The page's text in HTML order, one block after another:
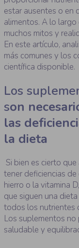
estar ausentes o en
alimentos. A lo
muchos mitos y
En este artículo,
más comunes y los
científica disponible.
Los
son
las
la dieta
Si bien es cierto
tener deficiencias
hierro o la vitamina
que siguen una
todos los nutrientes
Los suplementos
saludable y